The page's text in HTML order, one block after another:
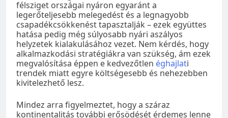
félsziget országai nyáron egyaránt a
legerőteljesebb melegedést és a legnagyobb
csapadékcsökkenést tapasztalják – ezek együttes
hatása pedig még súlyosabb nyári aszályos
helyzetek kialakulásához vezet. Nem kérdés, hogy
alkalmazkodási stratégiákra van szükség, ám ezek
megvalósítása éppen e kedvezőtlen éghajlati
trendek miatt egyre költségesebb és nehezebben
kivitelezhető lesz.
Mindez arra figyelmeztet, hogy a száraz
kontinentalitás további erősödését érdemes lenne